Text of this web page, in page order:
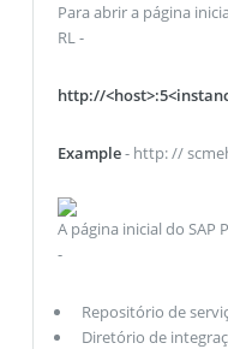
Para abrir a página
RL -
http://
Example- http: //
A página inicial do SAP
-
Repositório de
Diretório de